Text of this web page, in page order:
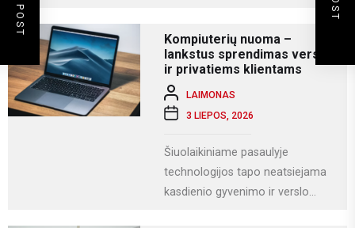
vestuvių...
Kompiuterių nuoma –
lankstus sprendimas verslui
ir privatiems klientams
LAIMONAS
3 LIEPOS, 2026
Šiuolaikiniame pasaulyje
technologijos tapo neatsiejama
kasdienio gyvenimo ir verslo